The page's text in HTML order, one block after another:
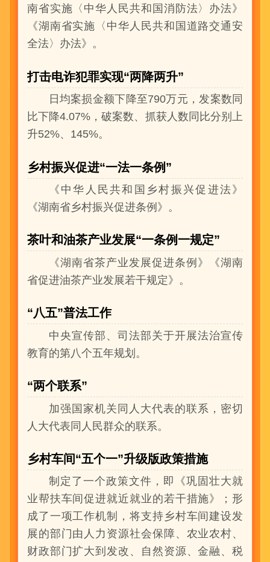
南省实施〈中华人民共和国消防法〉办法》
《湖南省实施〈中华人民共和国道路交通安
全法〉办法》。
打击电诈犯罪实现“两降两升”
日均案损金额下降至790万元，发案数同
比下降4.07%，破案数、抓获人数同比分别上
升52%、145%。
乡村振兴促进“一法一条例”
《中华人民共和国乡村振兴促进法》
《湖南省乡村振兴促进条例》。
茶叶和油茶产业发展“一条例一规定”
《湖南省茶产业发展促进条例》《湖南
省促进油茶产业发展若干规定》。
“八五”普法工作
中央宣传部、司法部关于开展法治宣传
教育的第八个五年规划。
“两个联系”
加强国家机关同人大代表的联系，密切
人大代表同人民群众的联系。
乡村车间“五个一”升级版政策措施
制定了一个政策文件，即《巩固壮大就
业帮扶车间促进就近就业的若干措施》；形
成了一项工作机制，将支持乡村车间建设发
展的部门由人力资源社会保障、农业农村、
财政部门扩大到发改、自然资源、金融、税